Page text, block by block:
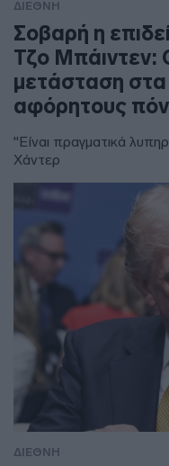
ΔΙΕΘΝΗ
Σοβαρή η
Τζο Μπάιντεν:
μετάσταση στα
αφόρητους
"Είναι πραγματικά
Χάντερ
ΔΙΕΘΝΗ